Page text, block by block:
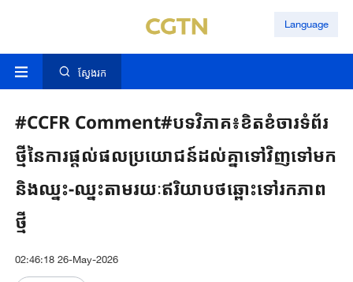
Language
ស្វែងរក
#CCFR Comment#បទវិភាគ៖ខិតខំចារទំព័រ
ថ្មីនៃការផ្តល់ផលប្រយោជន៍ដល់គ្នាទៅវិញទៅមក
និងឈ្នះ-ឈ្នះតាមរយៈឥរិយាបថឆ្ពោះទៅរកភាព
ថ្មី
02:46:18 26-May-2026